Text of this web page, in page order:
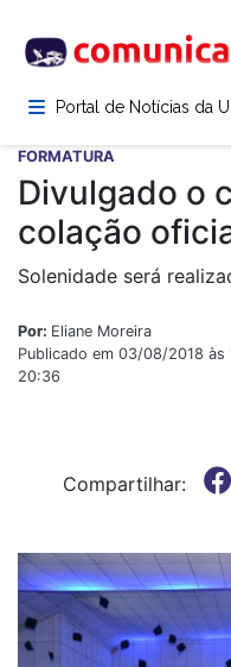
para
conteúdoPortal de Notícias da
FORMATURA
Divulgado o
colação
Solenidade será
Por: Eliane Moreira
Publicado em 03/08/2018
20:36
Compartilhar: